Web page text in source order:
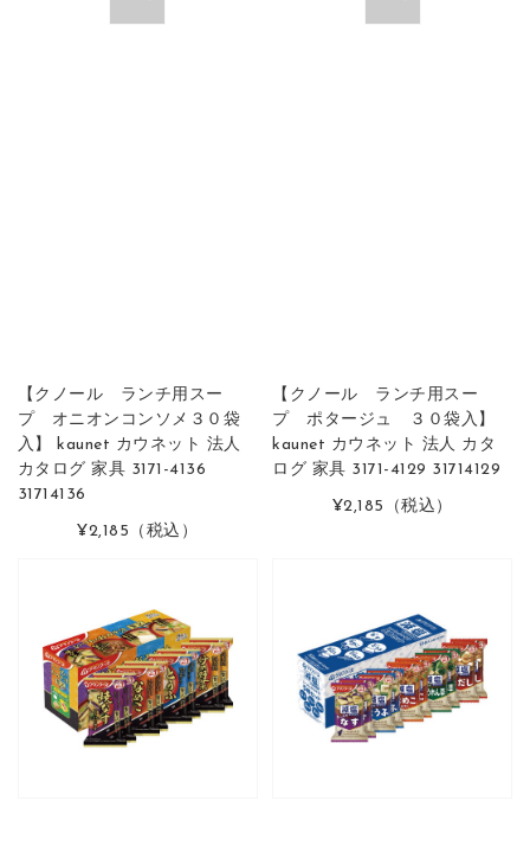
【クノール ランチ用スー
プ オニオンコンソメ３０袋
入】 kaunet カウネット 法人
カタログ 家具 3171-4136
31714136
¥2,185 （税込）
【クノール ランチ用スー
プ ポタージュ ３０袋入】
kaunet カウネット 法人 カタ
ログ 家具 3171-4129 31714129
¥2,185 （税込）